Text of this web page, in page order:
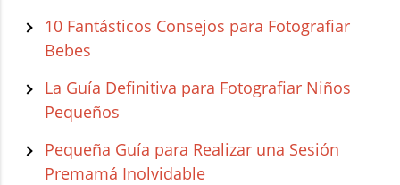
10 Fantásticos Consejos para Fotografiar
Bebes
La Guía Definitiva para Fotografiar Niños
Pequeños
Pequeña Guía para Realizar una Sesión
Premamá Inolvidable